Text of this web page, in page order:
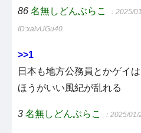
86 名無しどんぶらこ ：2025/
ID:xalvUGu40
>>1
日本も地方公務員とかゲイ
ほうがいい風紀が乱れる
3 名無しどんぶらこ ：2025/